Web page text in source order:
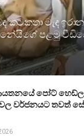
කටකතා මැද
පළමු
පෝට්
වර්ජනයට තවත්